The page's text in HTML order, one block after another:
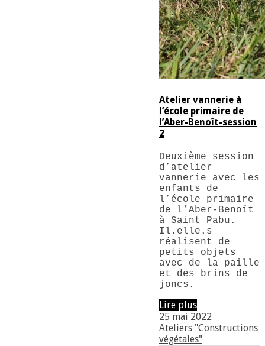
Atelier vannerie à
l’école primaire de
l’Aber-Benoît-session
2
Deuxième session
d’atelier
vannerie avec les
enfants de
l’école primaire
de l’Aber-Benoît
à Saint Pabu.
Il.elle.s
réalisent de
petits objets
avec de la paille
et des brins de
joncs.
Lire plus
25 mai 2022
Ateliers "Constructions
végétales"